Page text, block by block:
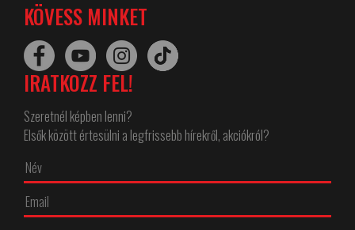
KÖVESS MINKET
IRATKOZZ FEL!
Szeretnél képben lenni?
Elsők között értesülni a legfrissebb hírekről, akciókról?